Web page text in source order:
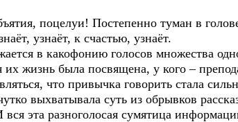
поцелуи! Постепенно туман в голове
узнаёт, к счастью, узнаёт.
в какофонию голосов множества
жизнь была посвящена, у кого –
что привычка говорить стала
выхватывала суть из обрывков
эта разноголосая сумятица